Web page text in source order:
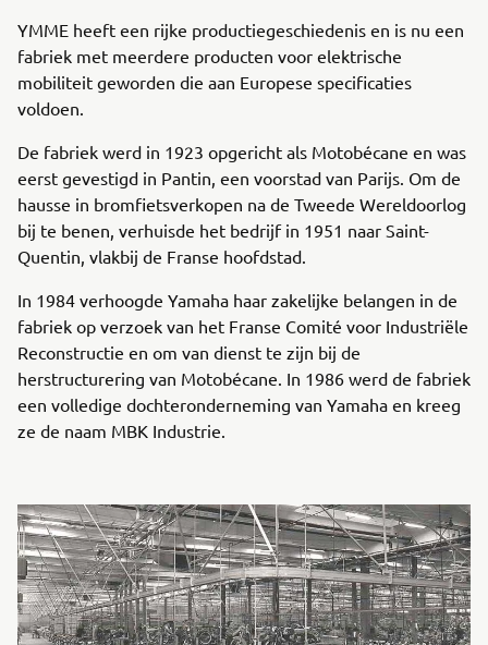
YMME heeft een rijke productiegeschiedenis en is nu een
fabriek met meerdere producten voor elektrische
mobiliteit geworden die aan Europese specificaties
voldoen.
De fabriek werd in 1923 opgericht als Motobécane en was
eerst gevestigd in Pantin, een voorstad van Parijs. Om de
hausse in bromfietsverkopen na de Tweede Wereldoorlog
bij te benen, verhuisde het bedrijf in 1951 naar Saint-
Quentin, vlakbij de Franse hoofdstad.
In 1984 verhoogde Yamaha haar zakelijke belangen in de
fabriek op verzoek van het Franse Comité voor Industriële
Reconstructie en om van dienst te zijn bij de
herstructurering van Motobécane. In 1986 werd de fabriek
een volledige dochteronderneming van Yamaha en kreeg
ze de naam MBK Industrie.